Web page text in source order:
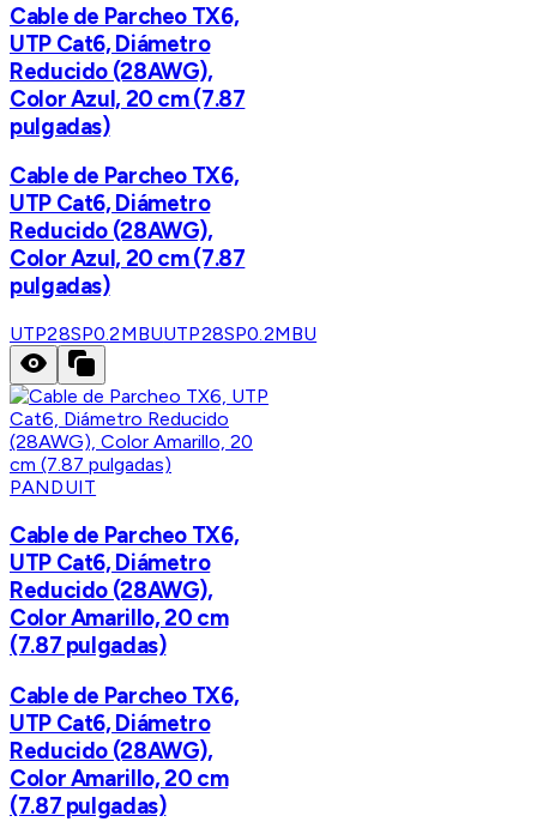
Cable de Parcheo TX6,
UTP Cat6, Diámetro
Reducido (28AWG),
Color Azul, 20 cm (7.87
pulgadas)
Cable de Parcheo TX6,
UTP Cat6, Diámetro
Reducido (28AWG),
Color Azul, 20 cm (7.87
pulgadas)
UTP28SP0.2MBUUTP28SP0.2MBU
PANDUIT
Cable de Parcheo TX6,
UTP Cat6, Diámetro
Reducido (28AWG),
Color Amarillo, 20 cm
(7.87 pulgadas)
Cable de Parcheo TX6,
UTP Cat6, Diámetro
Reducido (28AWG),
Color Amarillo, 20 cm
(7.87 pulgadas)